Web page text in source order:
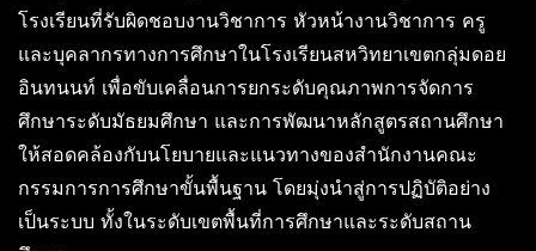
โรงเรียนที่รับผิดชอบงานวิชาการ หัวหน้างานวิชาการ ครู
และบุคลากรทางการศึกษาในโรงเรียนสหวิทยาเขตกลุ่มดอย
อินทนนท์ เพื่อขับเคลื่อนการยกระดับคุณภาพการจัดการ
ศึกษาระดับมัธยมศึกษา และการพัฒนาหลักสูตรสถานศึกษา
ให้สอดคล้องกับนโยบายและแนวทางของสำนักงานคณะ
กรรมการการศึกษาขั้นพื้นฐาน โดยมุ่งนำสู่การปฏิบัติอย่าง
เป็นระบบ ทั้งในระดับเขตพื้นที่การศึกษาและระดับสถาน